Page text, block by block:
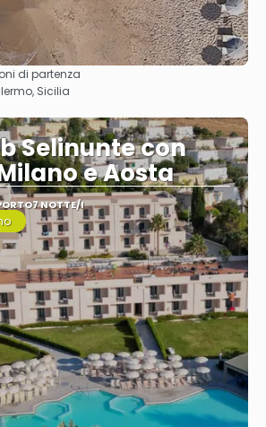
Vedere
di partenza
Sicilia
Selinunte con
e Aosta
7 NOTTE/I